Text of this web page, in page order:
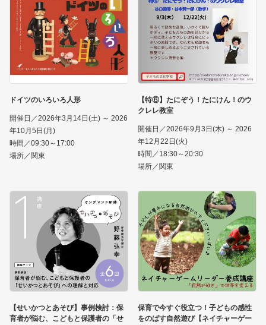
ドイツのいろいろ人形
開催日／2026年3月14日(土) ～ 2026
年10月5日(月)
時間／09:30～17:00
場所／関東
【特⑥】たにぞう！たにけん！のウ
クレレ教室
開催日／2026年9月3日(木) ～ 2026
年12月22日(火)
時間／18:30～20:30
場所／関東
【せいかつとあそび】事例検討：保
育者が悩む、こどもと保護者の「せ
保育で今すぐ役立つ！子どもの感性
をのばす自然遊び【ネイチャーゲー